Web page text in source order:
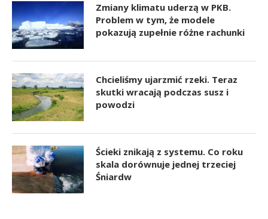
Zmiany klimatu uderzą w PKB.
Problem w tym, że modele
pokazują zupełnie różne rachunki
Chcieliśmy ujarzmić rzeki. Teraz
skutki wracają podczas susz i
powodzi
Ścieki znikają z systemu. Co roku
skala dorównuje jednej trzeciej
Śniardw